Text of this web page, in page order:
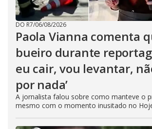
DO R7/06/08/2026
Paola Vianna comenta
bueiro durante
eu cair, vou levantar,
por nada’
A jornalista falou sobre como manteve o
mesmo com o momento inusitado no